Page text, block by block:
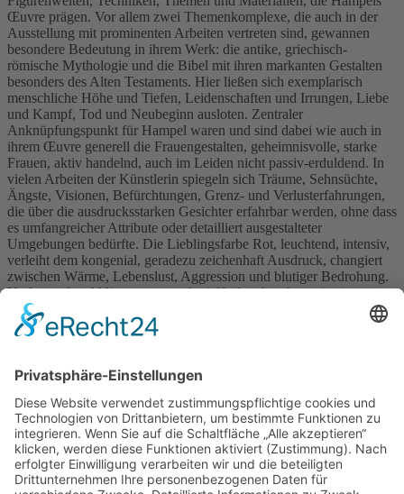
Œuvre prägen. Vor allem zwei Themenkomplexe, die auch in der
Ausstellung mit prominenten Arbeiten vertreten sind, gewannen
besondere Bedeutung in ihrem Werk: die antike, griechisch-
römische Mythologie und die Bibel mit ihren markanten Gestalten
besonders des Alten Testaments. Hier ließen sich exemplarisch
menschliche Höhe und Tiefen, Leidenschaften und Irrungen, Liebe
und Kampf, Tod und Neubeginn ausloten. Zentraler
Anknüpfungspunkt für Hampel waren und sind dabei wie auch in
ihrem Œuvre generell die Frauengestalten, geheimnisvolle, starke
Frauen, aktiv handelnd, auch im Leiden nicht passiv-erduldend. In
vielen Arbeiten der Künstlerin spiegeln sich Träume, Sehnsüchte,
Ängste, Visionen, Befürchtungen, Grenz- und Verlusterfahrungen,
die über die ausdrucksstarken Gesichter erfahrbar werden, ohne dass
es umfangreicher Attribute oder detailliert ausgestalteter
Umgebungen bedürfte. Die Lieblingsfarbe Rot, leuchtend, intensiv,
verleiht dem kongenial, geradezu zeichenhaft Ausdruck, changiert
zwischen Wärme, Lebenslust, Aggression und blutiger Bedrohung.
Und manchmal blitzt, wenn auch vielfach gebrochen, eine im
Œuvre der Künstlerin eher seltene Leichtigkeit des Seins auf. Eine
Serie zur Laokoon-Gruppe, die sich in das Themenfeld der
Mythologie einordnet, ist extra für diese Schau geschaffen worden,
Teil der Exposition ist den von Hampel gestalteten Künstlerbüchern
Dichters Federico García Lorca ist ein Künstlerbuch zu Heinrich
von Kleists Drama „Penthesilea“ zu sehen. Mit „Am Stein. Neun
Ansichten“ schließt sich der Kreis zu Kamenz, wie neben der
Ansicht der Kamenzer Hauptkirche St. Marien auf dem Einband
schon der Titel des Bandes verrät, der auf den sorbischen Namen
der Stadt anspielt.